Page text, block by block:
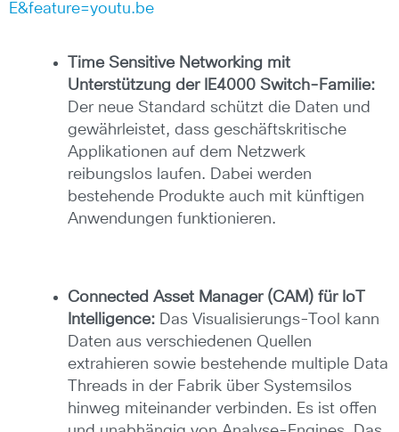
E&feature=youtu.be
Time Sensitive Networking mit
Unterstützung der IE4000 Switch-Familie:
Der neue Standard schützt die Daten und
gewährleistet, dass geschäftskritische
Applikationen auf dem Netzwerk
reibungslos laufen. Dabei werden
bestehende Produkte auch mit künftigen
Anwendungen funktionieren.
Connected Asset Manager (CAM) für IoT
Intelligence: Das Visualisierungs-Tool kann
Daten aus verschiedenen Quellen
extrahieren sowie bestehende multiple Data
Threads in der Fabrik über Systemsilos
hinweg miteinander verbinden. Es ist offen